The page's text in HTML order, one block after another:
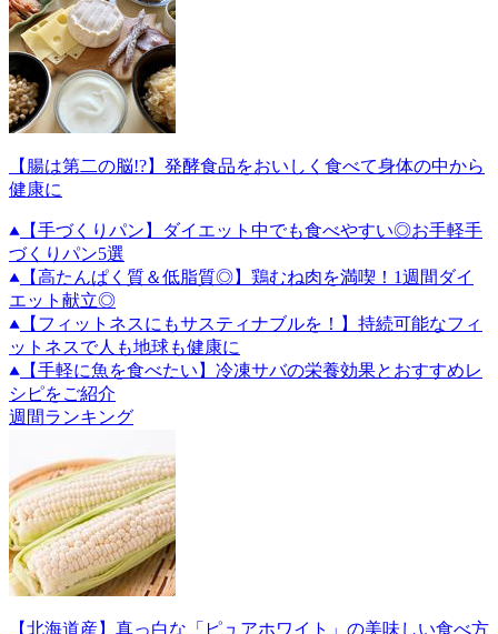
【腸は第二の脳!?】発酵食品をおいしく食べて身体の中から
健康に
【手づくりパン】ダイエット中でも食べやすい◎お手軽手
づくりパン5選
【高たんぱく質＆低脂質◎】鶏むね肉を満喫！1週間ダイ
エット献立◎
【フィットネスにもサスティナブルを！】持続可能なフィ
ットネスで人も地球も健康に
【手軽に魚を食べたい】冷凍サバの栄養効果とおすすめレ
シピをご紹介
週間ランキング
【北海道産】真っ白な「ピュアホワイト」の美味しい食べ方